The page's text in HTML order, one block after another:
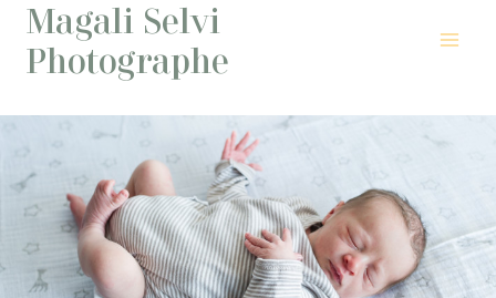
Aller
contenu
Magali Selvi
Photographe